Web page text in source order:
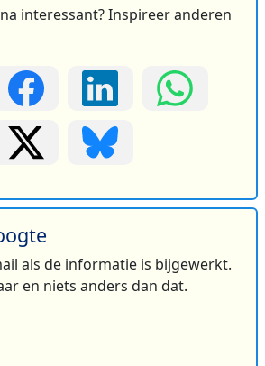
interessant? Inspireer anderen
als de informatie is bijgewerkt.
en niets anders dan dat.